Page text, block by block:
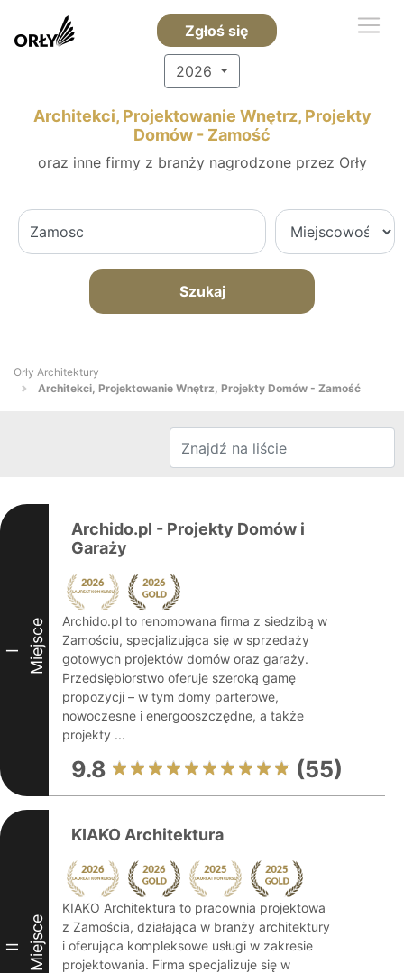
Zgłoś się
2026
Architekci, Projektowanie Wnętrz, Projekty
Domów - Zamość
oraz inne firmy z branży nagrodzone przez Orły
Szukaj
Orły Architektury
Architekci, Projektowanie Wnętrz, Projekty Domów - Zamość
I Miejsce
Archido.pl - Projekty Domów i
Garaży
Archido.pl to renomowana firma z siedzibą w
Zamościu, specjalizująca się w sprzedaży
gotowych projektów domów oraz garaży.
Przedsiębiorstwo oferuje szeroką gamę
propozycji – w tym domy parterowe,
nowoczesne i energooszczędne, a także
projekty ...
9.8 (55)
II Miejsce
KIAKO Architektura
KIAKO Architektura to pracownia projektowa
z Zamościa, działająca w branży architektury
i oferująca kompleksowe usługi w zakresie
projektowania. Firma specjalizuje się w